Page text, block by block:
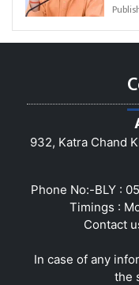
932, Katra Chand
Phone No:-BLY :
Timings :
Contact
In case of any
the